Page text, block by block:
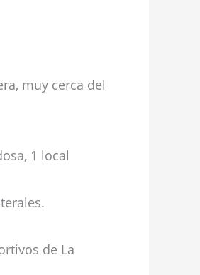
muy cerca del
1 local
de La